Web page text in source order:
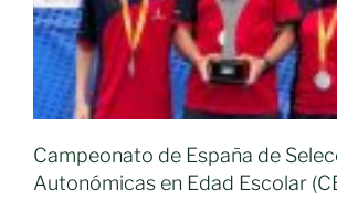
Campeonato de España de
Autonómicas en Edad Escolar